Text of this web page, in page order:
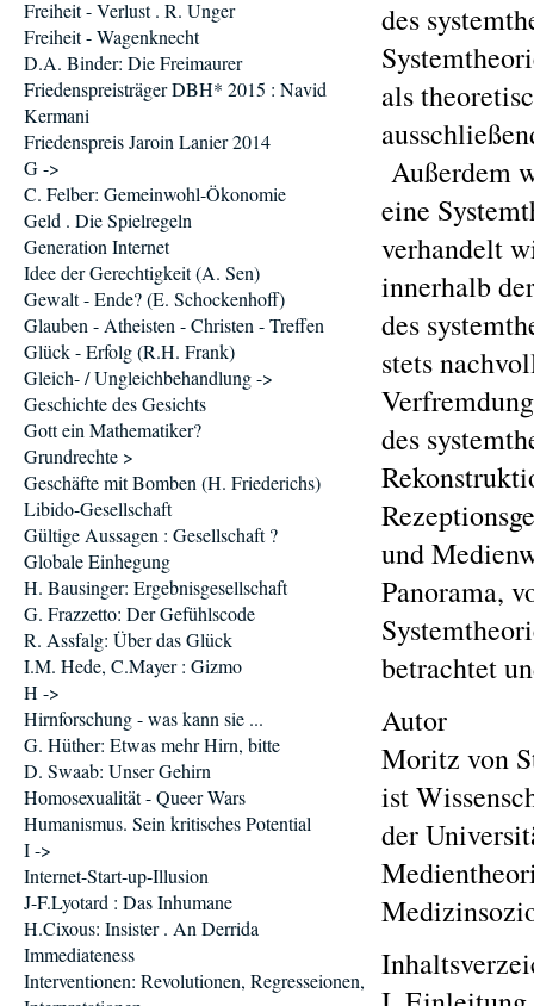
des
als
Außerdem
eine
verhandelt
innerhalb
des
stets
des
und
Panorama,
betrachtet
Autor
Moritz von
ist
der
Freiheit - Verlust . R. Unger
Freiheit - Wagenknecht
D.A. Binder: Die Freimaurer
Friedenspreisträger DBH* 2015 : Navid
Kermani
Friedenspreis Jaroin Lanier 2014
G ->
C. Felber: Gemeinwohl-Ökonomie
Geld . Die Spielregeln
Generation Internet
Idee der Gerechtigkeit (A. Sen)
Gewalt - Ende? (E. Schockenhoff)
Glauben - Atheisten - Christen - Treffen
Glück - Erfolg (R.H. Frank)
Gleich- / Ungleichbehandlung ->
Geschichte des Gesichts
Gott ein Mathematiker?
Grundrechte >
Geschäfte mit Bomben (H. Friederichs)
Libido-Gesellschaft
Gültige Aussagen : Gesellschaft ?
Globale Einhegung
H. Bausinger: Ergebnisgesellschaft
G. Frazzetto: Der Gefühlscode
R. Assfalg: Über das Glück
I.M. Hede, C.Mayer : Gizmo
H ->
Hirnforschung - was kann sie ...
G. Hüther: Etwas mehr Hirn, bitte
D. Swaab: Unser Gehirn
Homosexualität - Queer Wars
Humanismus. Sein kritisches Potential
I ->
Internet-Start-up-Illusion
J-F.Lyotard : Das Inhumane
H.Cixous: Insister . An Derrida
Immediateness
Interventionen: Revolutionen, Regresseionen,